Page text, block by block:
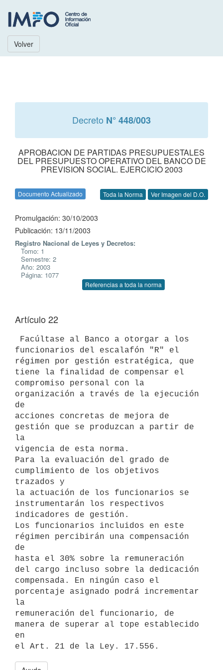
Volver
Decreto N° 448/003
APROBACION DE PARTIDAS PRESUPUESTALES
DEL PRESUPUESTO OPERATIVO DEL BANCO DE
PREVISION SOCIAL. EJERCICIO 2003
Documento Actualizado Toda la Norma Ver Imagen del D.O.
Promulgación: 30/10/2003
Publicación: 13/11/2003
Registro Nacional de Leyes y Decretos:
Tomo: 1
Semestre: 2
Año: 2003
Página: 1077
Referencias a toda la norma
Artículo 22
funcionarios del escalafón "R" el
régimen por gestión estratégica, que
tiene la finalidad de compensar el
compromiso personal con la
organización a través de la ejecución
de
acciones concretas de mejora de
gestión que se produzcan a partir de
la
vigencia de esta norma.
Para la evaluación del grado de
cumplimiento de los objetivos
trazados y
la actuación de los funcionarios se
instrumentarán los respectivos
indicadores de gestión.
Los funcionarios incluidos en este
régimen percibirán una compensación
de
hasta el 30% sobre la remuneración
del cargo incluso sobre la dedicación
compensada. En ningún caso el
porcentaje asignado podrá incrementar
la
remuneración del funcionario, de
manera de superar al tope establecido
en